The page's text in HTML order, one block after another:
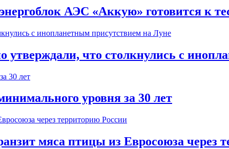
АЭС «Аккую» готовится к
что столкнулись с
уровня за 30 лет
мяса птицы из Евросоюза через